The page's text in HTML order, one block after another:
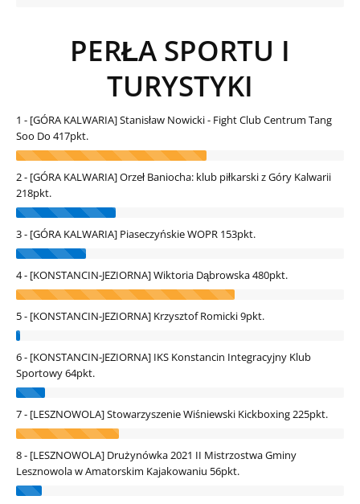
PERŁA SPORTU I
TURYSTYKI
1 - [GÓRA KALWARIA] Stanisław Nowicki - Fight Club Centrum Tang
Soo Do 417pkt.
2 - [GÓRA KALWARIA] Orzeł Baniocha: klub piłkarski z Góry Kalwarii
218pkt.
3 - [GÓRA KALWARIA] Piaseczyńskie WOPR 153pkt.
4 - [KONSTANCIN-JEZIORNA] Wiktoria Dąbrowska480pkt.
5 - [KONSTANCIN-JEZIORNA] Krzysztof Romicki9pkt.
6 - [KONSTANCIN-JEZIORNA] IKS Konstancin Integracyjny Klub
Sportowy64pkt.
7 - [LESZNOWOLA] Stowarzyszenie Wiśniewski Kickboxing225pkt.
8 - [LESZNOWOLA] Drużynówka 2021 II Mistrzostwa Gminy
Lesznowola w Amatorskim Kajakowaniu 56pkt.